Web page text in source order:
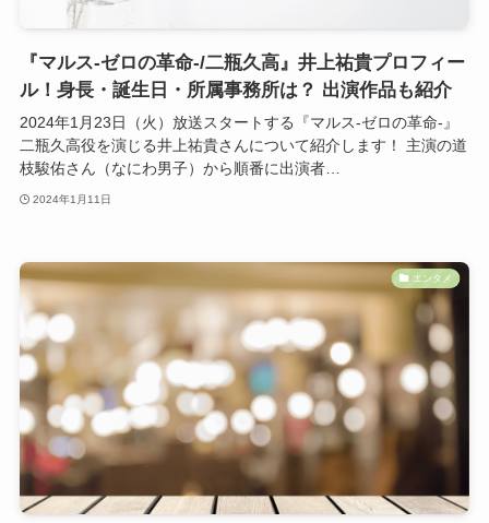
『マルス-ゼロの革命-/二瓶久高』井上祐貴プロフィー
ル！身長・誕生日・所属事務所は？ 出演作品も紹介
2024年1月23日（火）放送スタートする『マルス-ゼロの革命-』
二瓶久高役を演じる井上祐貴さんについて紹介します！ 主演の道
枝駿佑さん（なにわ男子）から順番に出演者…
2024年1月11日
エンタメ